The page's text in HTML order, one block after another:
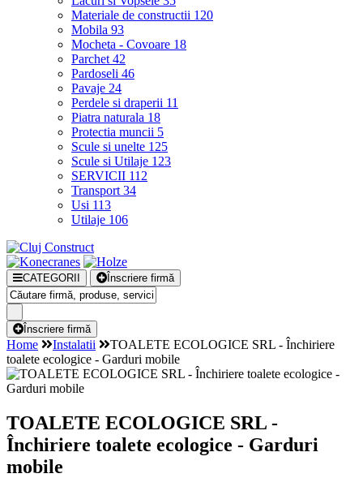
Materiale de constructii 120
Mobila 93
Mocheta - Covoare 18
Parchet 42
Pardoseli 46
Pavaje 24
Perdele si draperii 11
Piatra naturala 18
Protectia muncii 5
Scule si unelte 125
Scule si Utilaje 123
SERVICII 112
Transport 34
Usi 113
Utilaje 106
CATEGORII Înscriere firmă
Înscriere firmă
Home Instalatii
TOALETE ECOLOGICE SRL - Închiriere
toalete ecologice - Garduri mobile
TOALETE ECOLOGICE SRL -
Închiriere toalete ecologice - Garduri
mobile